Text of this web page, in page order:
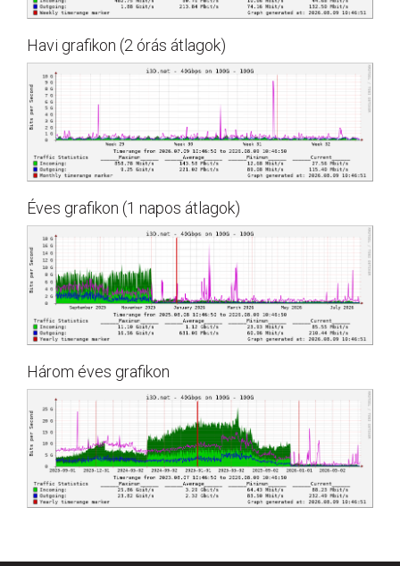
Havi grafikon (2 órás átlagok)
Éves grafikon (1 napos átlagok)
Három éves grafikon